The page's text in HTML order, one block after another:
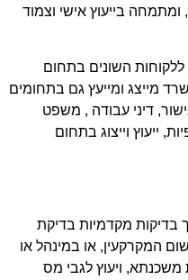
בייעוץ אישי וצמוד
ללקוחות השונים בתחום
מייצג ומייעץ גם בתחומים
דיני עבודה , משפט
ייעוץ וייצוג בתחום
בדיקות מקדמיות בדיקת
המקרקעין, או במינהל או
ויעוץ לגבי מס